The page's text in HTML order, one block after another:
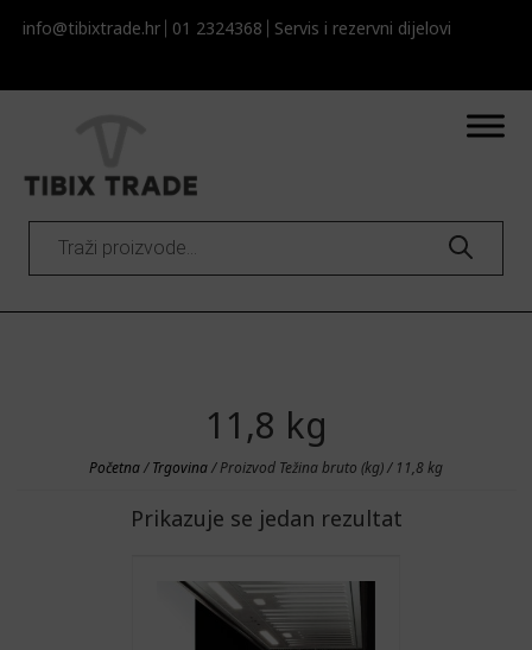
info@tibixtrade.hr 01 2324368 Servis i rezervni dijelovi​​
Products
search
11,8 kg
Početna/Trgovina/ Proizvod Težina bruto (kg) / 11,8 kg
Prikazuje se jedan rezultat